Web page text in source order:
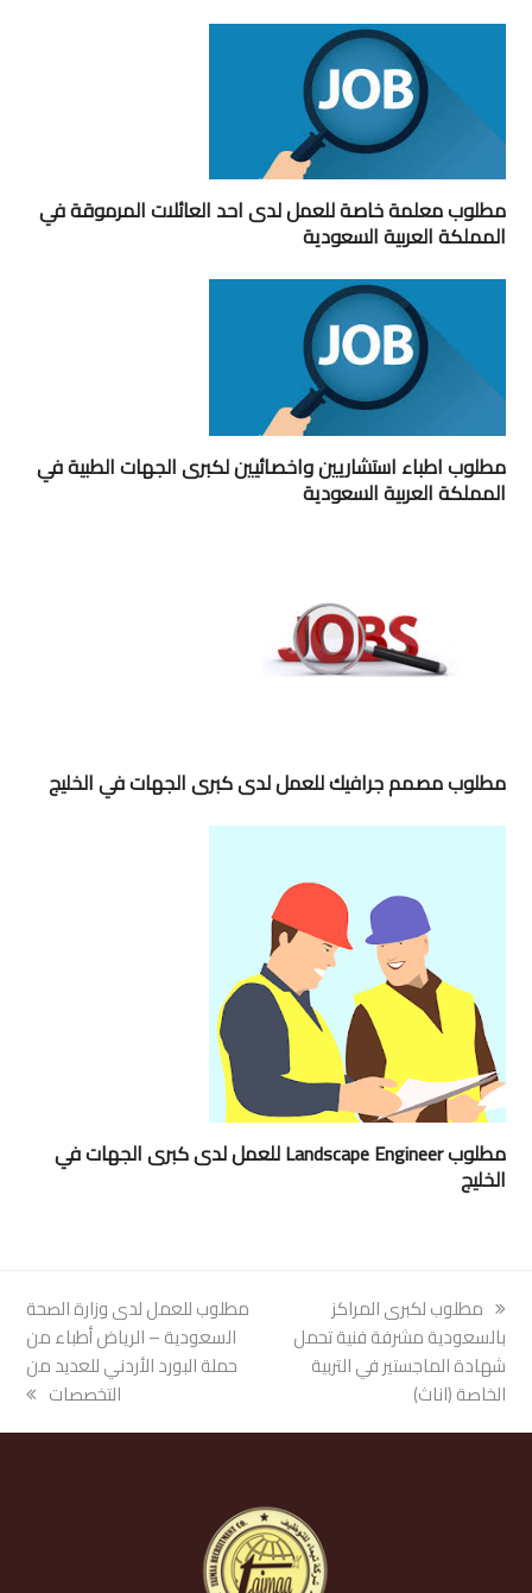
مطلوب معلمة خاصة للعمل لدى احد العائلات المرموقة في
المملكة العربية السعودية
مطلوب اطباء استشاريين واخصائيين لكبرى الجهات الطبية في
المملكة العربية السعودية
مطلوب مصمم جرافيك للعمل لدى كبرى الجهات في الخليج
مطلوب Landscape Engineer للعمل لدى كبرى الجهات في
الخليج
previous
post:
مطلوب لكبرى المراكز
بالسعودية مشرفة فنية تحمل
شهادة الماجستير في التربية
الخاصة (اناث)
next
post:
مطلوب للعمل لدى وزارة الصحة
السعودية – الرياض أطباء من
حملة البورد الأردني للعديد من
التخصصات